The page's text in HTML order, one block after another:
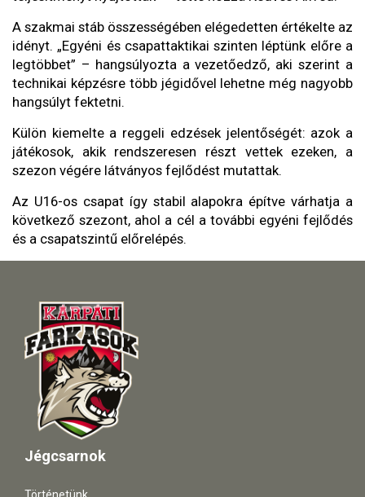
A szakmai stáb összességében elégedetten értékelte az
idényt. „Egyéni és csapattaktikai szinten léptünk előre a
legtöbbet” – hangsúlyozta a vezetőedző, aki szerint a
technikai képzésre több jégidővel lehetne még nagyobb
hangsúlyt fektetni.
Külön kiemelte a reggeli edzések jelentőségét: azok a
játékosok, akik rendszeresen részt vettek ezeken, a
szezon végére látványos fejlődést mutattak.
Az U16-os csapat így stabil alapokra építve várhatja a
következő szezont, ahol a cél a további egyéni fejlődés
és a csapatszintű előrelépés.
Jégcsarnok